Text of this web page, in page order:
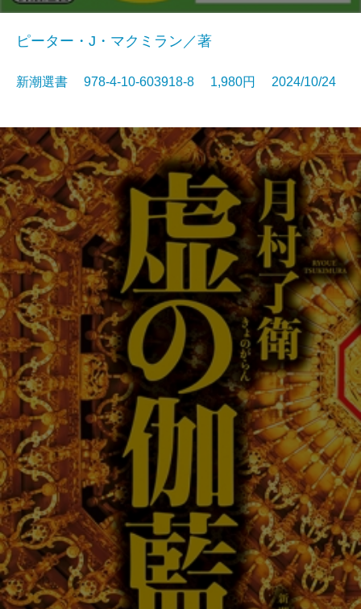
ピーター・J・マクミラン／著
新潮選書 978-4-10-603918-8 1,980円 2024/10/24